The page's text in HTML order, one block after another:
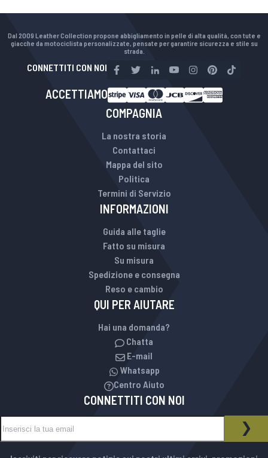
Dal 2009 Leather Collection propone abbigliamento in pelle di alta qualità, con tute e
giacche da motociclista personalizzate, pensate per garantire sicurezza e stile su
strada.
CONNETTITI CON NOI
ACCETTIAMO
COMPAGNIA
La nostra storia
Contattaci
Mappa del sito
Politica
Termini di Servizio
INFORMAZIONI
Guida alle taglie
Fatto su misura
Su misura
Spedizione e consegna
Reso e cambio
QUI PER AIUTARE
Hai una domanda?
Chatta
E-mail
Whatsapp
Centro Aiuto
CONNETTITI CON NOI
NEWSLETTER